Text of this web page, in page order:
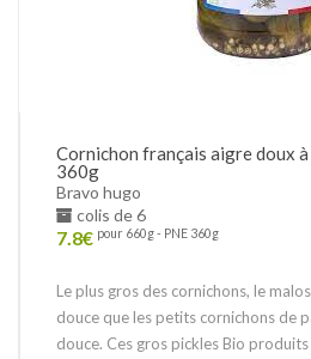
Cornichon français aigre doux
360g
Bravo hugo
colis de 6
7.8€ pour 660g - PNE 360g
Le plus gros des cornichons, le
douce que les petits cornichons de
douce. Ces gros pickles Bio produits